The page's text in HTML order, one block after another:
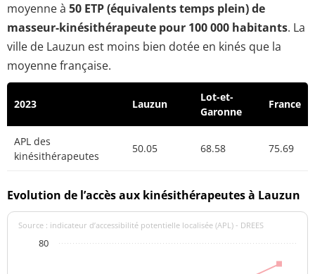
moyenne à 50 ETP (équivalents temps plein) de
masseur-kinésithérapeute pour 100 000 habitants. La
ville de Lauzun est moins bien dotée en kinés que la
moyenne française.
2023 Lauzun
Lot-et-
Garonne
France
APL des
kinésithérapeutes
50.05 68.58 75.69
Evolution de l’accès aux kinésithérapeutes à Lauzun
Source : indicateur d’accessibilité potentielle localisée (APL) - DREES
80